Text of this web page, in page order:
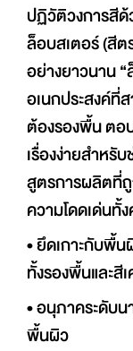
ปฏิวัติวงการสี
ล็อบสเตอร์ (สีต
อย่างยาวนาน
อเนกประสงค์ที่
ต้องรองพื้น ตอ
เรื่องง่ายสำหรั
สูตรการผลิตที่
ความโดดเด่นทั้
• ยึดเกาะกับพื้น
ทั้งรองพื้นและสี
• อนุภาคระดับ
พื้นผิว